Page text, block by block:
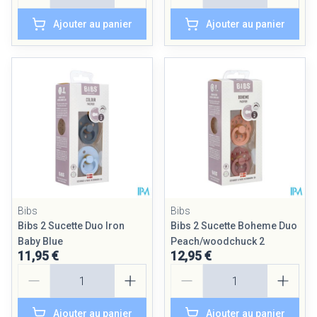
Ajouter au panier Ajouter au panier
Bibs
Bibs 2 Sucette Duo Iron
Baby Blue
11,95 €
Ajouter au panier
Bibs
Bibs 2 Sucette Boheme Duo
Peach/woodchuck 2
12,95 €
Ajouter au panier